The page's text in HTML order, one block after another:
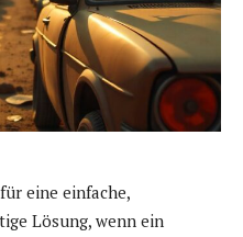
eine einfache,
Lösung, wenn ein